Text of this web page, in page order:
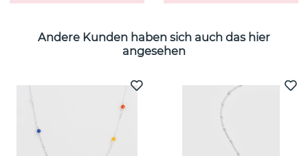
Andere Kunden haben sich auch das hier
angesehen